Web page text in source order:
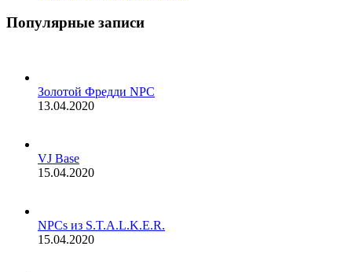
Популярные записи
Золотой Фредди NPC
13.04.2020
VJ Base
15.04.2020
NPCs из S.T.A.L.K.E.R.
15.04.2020